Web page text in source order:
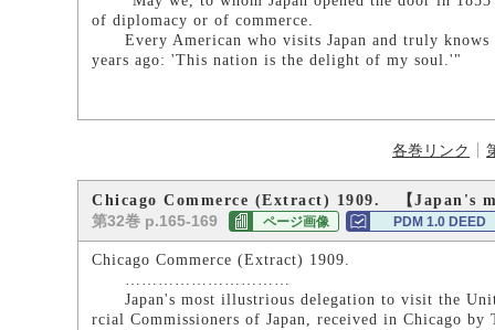
of diplomacy or of commerce.
Every American who visits Japan and truly knows
years ago: 'This nation is the delight of my soul.'"
各巻リンク
Chicago Commerce (Extract) 1909. 【Japan's
第32巻 p.165-169 ページ画像 PDM 1.0 DEED
Chicago Commerce (Extract) 1909.
…………………………
Japan's most illustrious delegation to visit the
rcial Commissioners of Japan, received in Chicago by